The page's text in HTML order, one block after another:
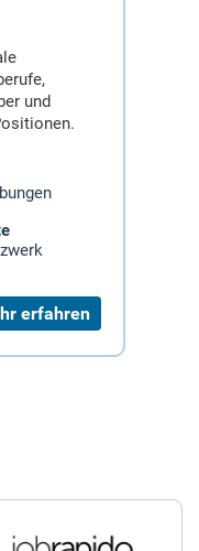
und
erfahren